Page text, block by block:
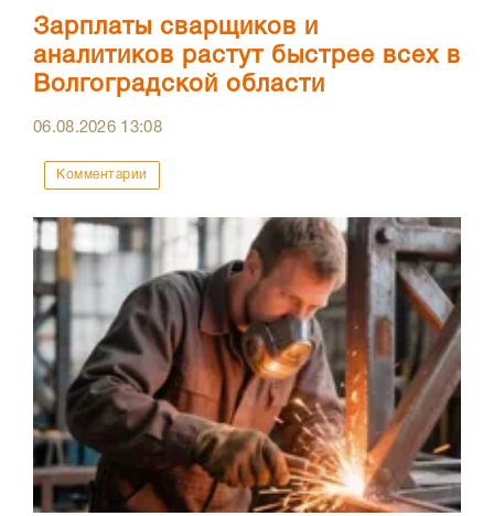
Зарплаты сварщиков и
аналитиков растут быстрее всех в
Волгоградской области
06.08.2026 13:08
Комментарии